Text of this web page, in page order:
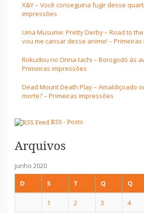
X&Y – Você conseguiria fugir desse
impressões
Uma Musume: Pretty Derby – Road to
vou me cansar desse anime! –
Rokudou no Onna-tachi – Borogodó às
Primeiras impressões
Dead Mount Death Play – Amaldiçoado
morte? – Primeiras impressões
RSS - Posts
Arquivos
junho 2020
D
S T Q Q
1 2 3 4